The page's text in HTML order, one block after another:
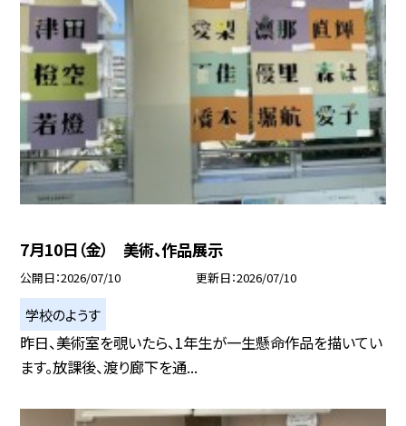
7月10日（金） 美術、作品展示
公開日 2026/07/10 更新日 2026/07/10
学校のようす
昨日、美術室を覗いたら、1年生が一生懸命作品を描いてい
ます。放課後、渡り廊下を通...